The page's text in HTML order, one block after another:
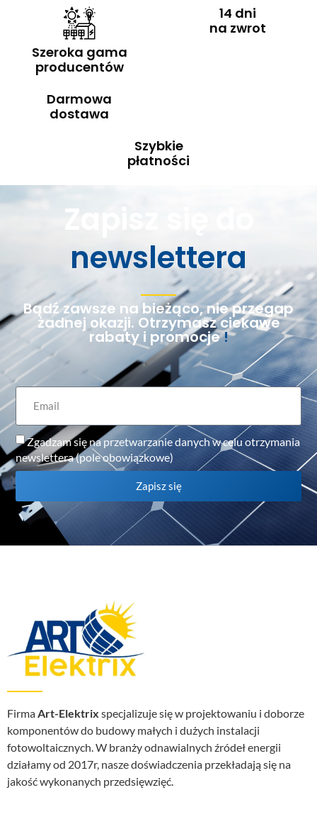
Szeroka gama
producentów
14 dni
na zwrot
Darmowa
dostawa
Szybkie
płatności
Zapisz się do
newslettera
Bądź zawsze na bieżąco, nie przegap
żadnej okazji. Otrzymasz ciekawe
rabaty i promocje!
Zgadzam się na przetwarzanie danych w celu otrzymania
newslettera (pole obowiązkowe)
Zapisz się
Firma Art-Elektrix specjalizuje się w projektowaniu i doborze
komponentów do budowy małych i dużych instalacji
fotowoltaicznych. W branży odnawialnych źródeł energii
działamy od 2017r, nasze doświadczenia przekładają się na
jakość wykonanych przedsięwzięć.